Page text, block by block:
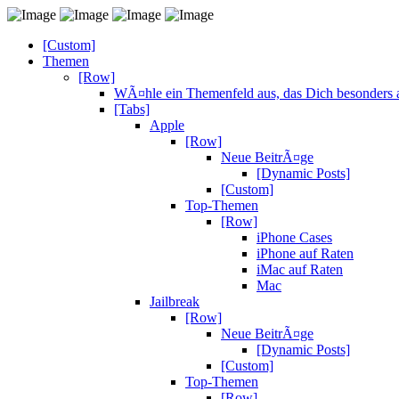
[Custom]
Themen
[Row]
WÃ¤hle ein Themenfeld aus, das Dich besonders
[Tabs]
Apple
[Row]
Neue BeitrÃ¤ge
[Dynamic Posts]
[Custom]
Top-Themen
[Row]
iPhone Cases
iPhone auf Raten
iMac auf Raten
Mac
Jailbreak
[Row]
Neue BeitrÃ¤ge
[Dynamic Posts]
[Custom]
Top-Themen